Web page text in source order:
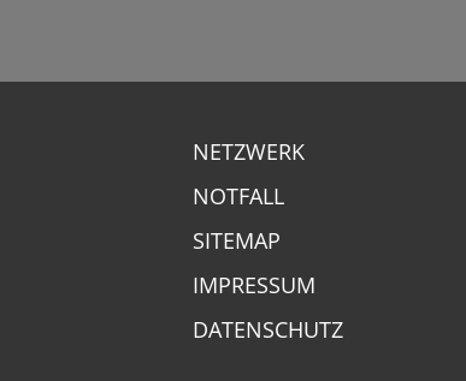
NETZWERK
NOTFALL
SITEMAP
IMPRESSUM
DATENSCHUTZ